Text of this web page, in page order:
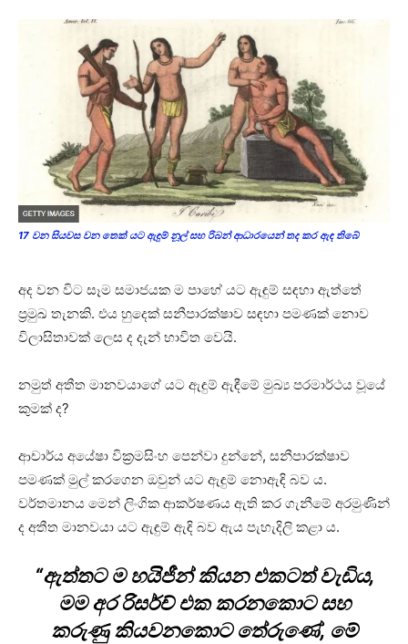
17 වන සියවස වන තෙක් යට ඇඳුම් නූල් සහ රිබන් ආධාරයෙන් තද කර ඇඳ තිබේ
අද වන විට සෑම සමාජයක ම පාහේ යට ඇඳුම් සඳහා ඇත්තේ
ප්‍රමුඛ තැනකි. එය හුදෙක් සනීපාරක්ෂාව සඳහා පමණක් නොව
විලාසිතාවක් ලෙස ද දැන් භාවිත වෙයි.
නමුත් අතීත මානවයාගේ යට ඇඳුම් ඇඳීමේ මුඛ්‍ය පරමාර්ථය වූයේ
කුමක් ද?
ආචාර්ය අයේෂා වික්‍රමසිංහ පෙන්වා දුන්නේ, සනීපාරක්ෂාව
පමණක් මුල් කරගෙන ඔවුන් යට ඇඳුම් නොඇඳි බව ය.
වර්තමානය මෙන් ලිංගික ආකර්ෂණය ඇති කර ගැනීමේ අරමුණින්
ද අතීත මානවයා යට ඇඳුම් ඇඳි බව ඇය පැහැදිලි කළා ය.
“ඇත්තට ම හයිජීන් කියන එකටත් වැඩිය,
මම අර රිසර්ච් එක කරනකොට සහ
කරුණු කියවනකොට තේරුණේ, මේ